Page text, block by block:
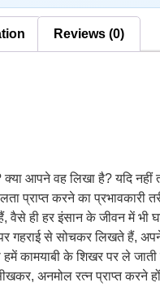
Reviews (0)
आपने वह लिखा है? यदि
प्राप्त करने का प्रभावकारी
वैसे ही हर इंसान के जीवन में भी
गहराई से सोचकर लिखते हैं,
कामयाबी के शिखर पर ले जाती
अनमोल रत्न प्राप्त करने